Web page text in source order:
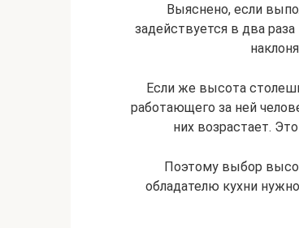
Выяснено, если
задействуется в два
Если же высота
работающего за ней
них возрастает.
Поэтому выбор
обладателю кухни